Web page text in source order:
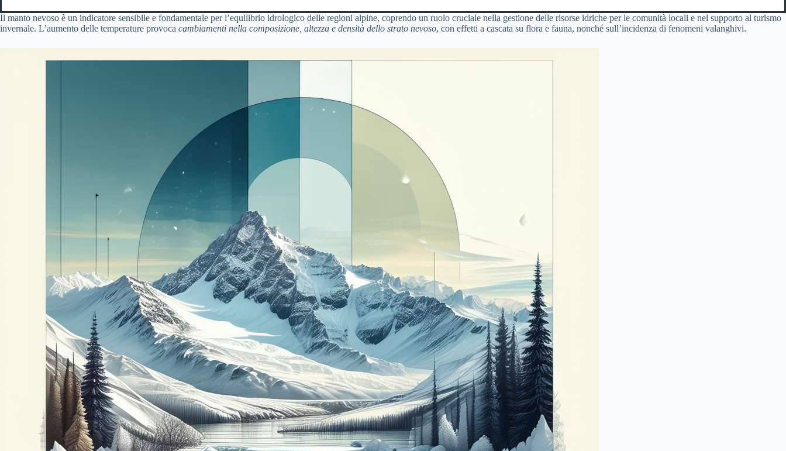
Il manto nevoso è un indicatore sensibile e fondamentale per l’equilibrio idrologico delle regioni alpine, coprendo un ruolo cruciale nella gestione delle risorse idriche per le comunità locali e nel supporto al turismo
invernale. L’aumento delle temperature provoca cambiamenti nella composizione, altezza e densità dello strato nevoso, con effetti a cascata su flora e fauna, nonché sull’incidenza di fenomeni valanghivi.